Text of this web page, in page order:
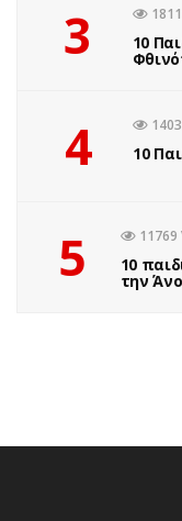
3 10
4 10
5 11769
10
την